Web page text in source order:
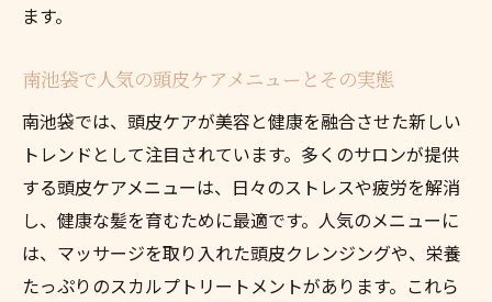
ます。
南池袋で人気の頭皮ケアメニューとその実態
南池袋では、頭皮ケアが美容と健康を融合させた新しい
トレンドとして注目されています。多くのサロンが提供
する頭皮ケアメニューは、日々のストレスや疲労を解消
し、健康な髪を育むために最適です。人気のメニューに
は、マッサージを取り入れた頭皮クレンジングや、栄養
たっぷりのスカルプトリートメントがあります。これら